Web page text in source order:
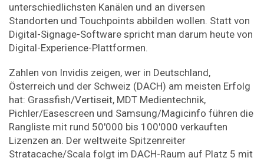
unterschiedlichsten Kanälen und an diversen
Standorten und Touchpoints abbilden wollen. Statt von
Digital-Signage-Software spricht man darum heute von
Digital-Experience-Plattformen.
Zahlen von Invidis zeigen, wer in Deutschland,
Österreich und der Schweiz (DACH) am meisten Erfolg
hat: Grassfish/Vertiseit, MDT Medientechnik,
Pichler/Easescreen und Samsung/Magicinfo führen die
Rangliste mit rund 50'000 bis 100'000 verkauften
Lizenzen an. Der weltweite Spitzenreiter
Stratacache/Scala folgt im DACH-Raum auf Platz 5 mit